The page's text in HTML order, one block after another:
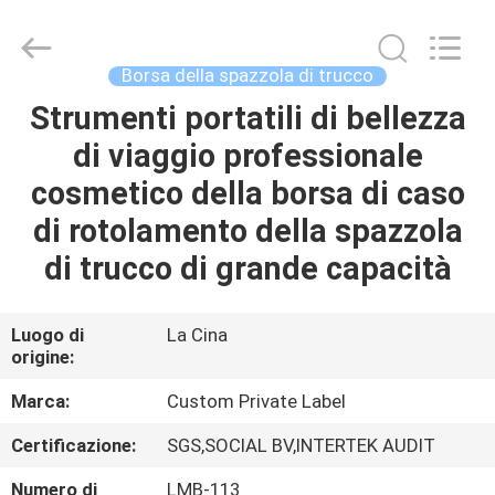
CASA
PRODOTTI
CIRCA
GIRO
DELLA
FABBRICA
Chanmy
Cosmetics
Rights
Reserved.
Borsa della spazzola di trucco
Strumenti portatili di bellezza
di viaggio professionale
cosmetico della borsa di caso
di rotolamento della spazzola
di trucco di grande capacità
Luogo di
origine:
La Cina
Marca:
Custom Private Label
Certificazione:
SGS,SOCIAL BV,INTERTEK AUDIT
Numero di
LMB-113